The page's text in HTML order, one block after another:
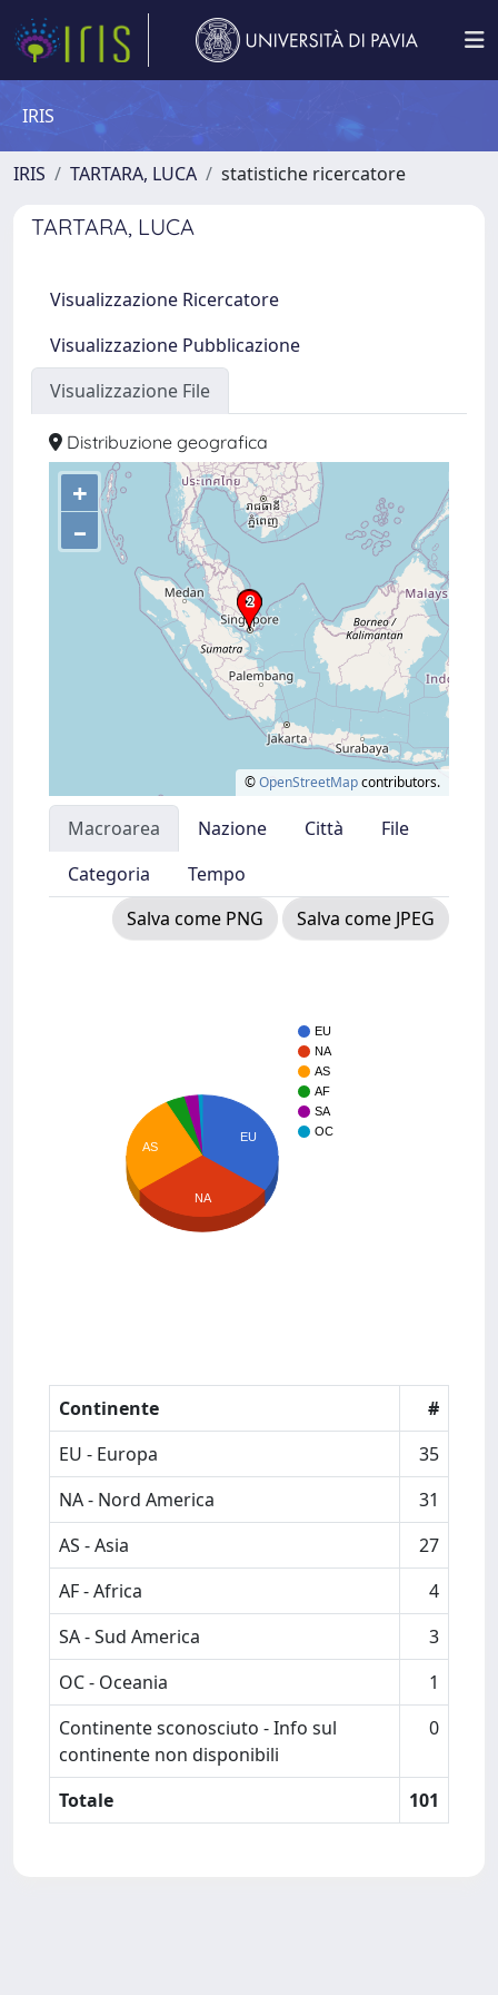
IRIS
IRIS TARTARA, LUCA statistiche ricercatore
TARTARA, LUCA
Visualizzazione Ricercatore
Visualizzazione Pubblicazione
Visualizzazione File
Distribuzione geografica
+
–
©OpenStreetMapcontributors.
Macroarea Nazione Città
File
Categoria
Tempo
Salva come PNG
Salva come JPEG
EU
NA
AS
AF
SA
OC
EU
AS
NA
Continente
#
EU - Europa
35
NA - Nord America
31
AS - Asia
27
AF - Africa
4
SA - Sud America
3
OC - Oceania
1
Continente sconosciuto - Info sul
continente non disponibili
0
Totale 101